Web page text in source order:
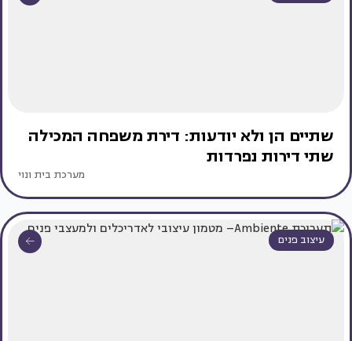
שתיים הן ולא יודעות: דירת משפחה המכילה
שתי דירות נפרדות
מערכת בית ונוי
עיצוב פנים